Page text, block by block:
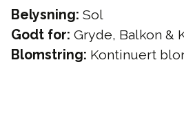
Belysning: Sol
Godt for: Gryde, Balkon &
Blomstring: Kontinuert